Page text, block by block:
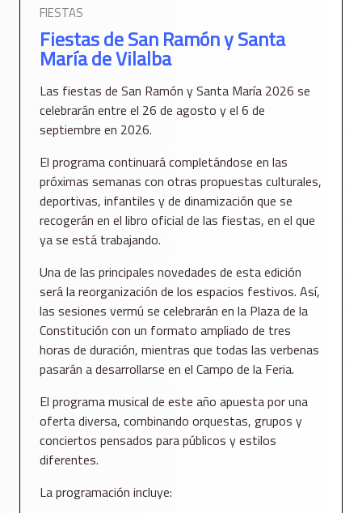
FIESTAS
Fiestas de San Ramón y Santa
María de Vilalba
Las fiestas de San Ramón y Santa María 2026 se
celebrarán entre el 26 de agosto y el 6 de
septiembre en 2026.
El programa continuará completándose en las
próximas semanas con otras propuestas culturales,
deportivas, infantiles y de dinamización que se
recogerán en el libro oficial de las fiestas, en el que
ya se está trabajando.
Una de las principales novedades de esta edición
será la reorganización de los espacios festivos. Así,
las sesiones vermú se celebrarán en la Plaza de la
Constitución con un formato ampliado de tres
horas de duración, mientras que todas las verbenas
pasarán a desarrollarse en el Campo de la Feria.
El programa musical de este año apuesta por una
oferta diversa, combinando orquestas, grupos y
conciertos pensados para públicos y estilos
diferentes.
La programación incluye: